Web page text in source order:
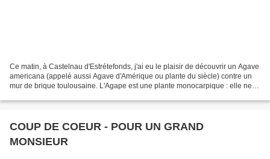
Ce matin, à Castelnau d'Estrétefonds, j'ai eu le plaisir de découvrir un Agave
americana (appelé aussi Agave d'Amérique ou plante du siècle) contre un
mur de brique toulousaine. L'Agape est une plante monocarpique : elle ne
COUP DE COEUR - POUR UN GRAND
MONSIEUR